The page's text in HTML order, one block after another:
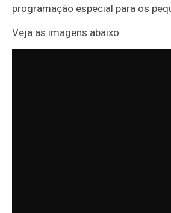
programação especial para os
Veja as imagens abaixo: